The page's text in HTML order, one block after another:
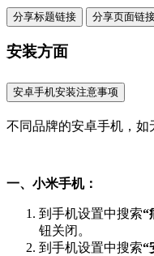
分享标题链接 分享页面链
安装方面
安卓手机安装注意事项
不同品牌的安卓手机，如
一、小米手机：
到手机设置中搜索“
钮关闭。
到手机设置中搜索“